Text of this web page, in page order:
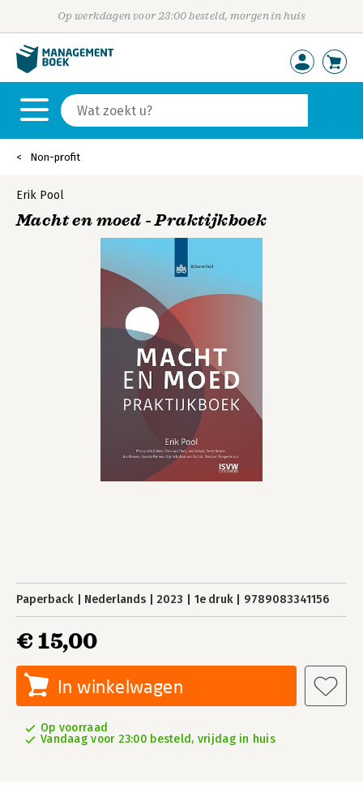
Op werkdagen voor 23:00 besteld, morgen in huis
Non-profit
Erik Pool
Macht en moed - Praktijkboek
Paperback Nederlands 2023 1e druk 9789083341156
€ 15,00
In winkelwagen
Op voorraad
Vandaag voor 23:00 besteld, vrijdag in huis